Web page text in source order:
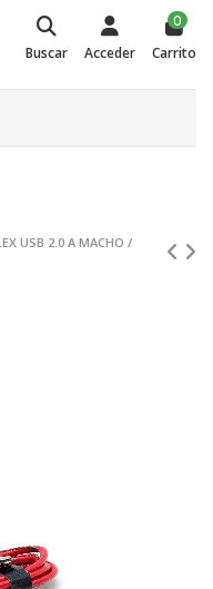
Buscar Acceder
0
Carrito
USB 2.0 A MACHO /